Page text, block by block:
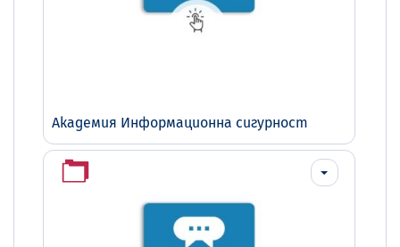
Академия Информационна сигурност